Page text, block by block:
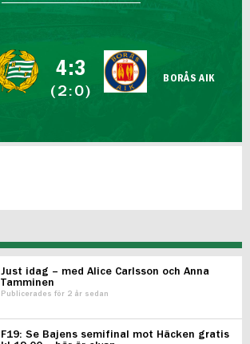
4:3
(2:0)
BORÅS AIK
Just idag – med Alice Carlsson och Anna
Tamminen
Publicerades för 2 år sedan
F19: Se Bajens semifinal mot Häcken gratis